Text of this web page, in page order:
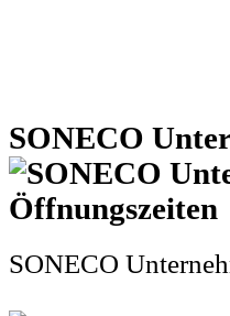
SONECO
SONECO